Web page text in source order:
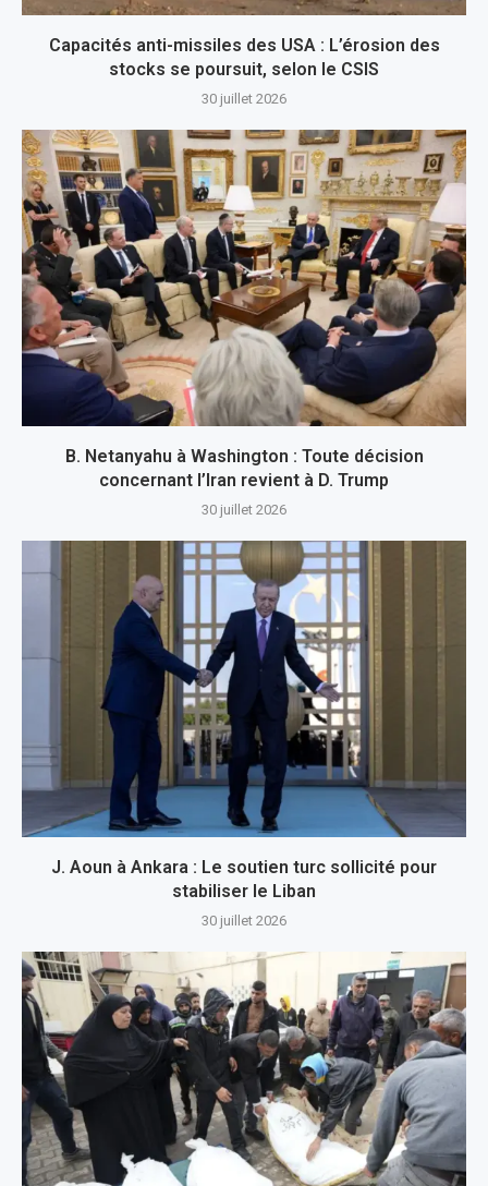
Capacités anti-missiles des USA : L’érosion des
stocks se poursuit, selon le CSIS
30 juillet 2026
B. Netanyahu à Washington : Toute décision
concernant l’Iran revient à D. Trump
30 juillet 2026
J. Aoun à Ankara : Le soutien turc sollicité pour
stabiliser le Liban
30 juillet 2026